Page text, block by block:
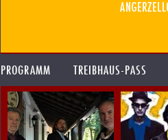
PROGRAMM TREIBHAUS-PASS